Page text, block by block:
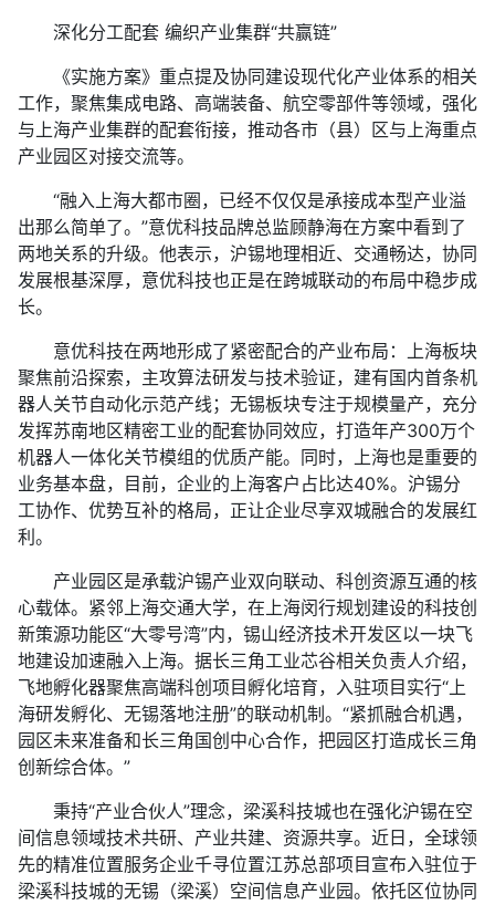
深化分工配套 编织产业集群“共赢链”
《实施方案》重点提及协同建设现代化产业体系的相关
工作，聚焦集成电路、高端装备、航空零部件等领域，强化
与上海产业集群的配套衔接，推动各市（县）区与上海重点
产业园区对接交流等。
“融入上海大都市圈，已经不仅仅是承接成本型产业溢
出那么简单了。”意优科技品牌总监顾静海在方案中看到了
两地关系的升级。他表示，沪锡地理相近、交通畅达，协同
发展根基深厚，意优科技也正是在跨城联动的布局中稳步成
长。
意优科技在两地形成了紧密配合的产业布局：上海板块
聚焦前沿探索，主攻算法研发与技术验证，建有国内首条机
器人关节自动化示范产线；无锡板块专注于规模量产，充分
发挥苏南地区精密工业的配套协同效应，打造年产300万个
机器人一体化关节模组的优质产能。同时，上海也是重要的
业务基本盘，目前，企业的上海客户占比达40%。沪锡分
工协作、优势互补的格局，正让企业尽享双城融合的发展红
利。
产业园区是承载沪锡产业双向联动、科创资源互通的核
心载体。紧邻上海交通大学，在上海闵行规划建设的科技创
新策源功能区“大零号湾”内，锡山经济技术开发区以一块飞
地建设加速融入上海。据长三角工业芯谷相关负责人介绍，
飞地孵化器聚焦高端科创项目孵化培育，入驻项目实行“上
海研发孵化、无锡落地注册”的联动机制。“紧抓融合机遇，
园区未来准备和长三角国创中心合作，把园区打造成长三角
创新综合体。”
秉持“产业合伙人”理念，梁溪科技城也在强化沪锡在空
间信息领域技术共研、产业共建、资源共享。近日，全球领
先的精准位置服务企业千寻位置江苏总部项目宣布入驻位于
梁溪科技城的无锡（梁溪）空间信息产业园。依托区位协同